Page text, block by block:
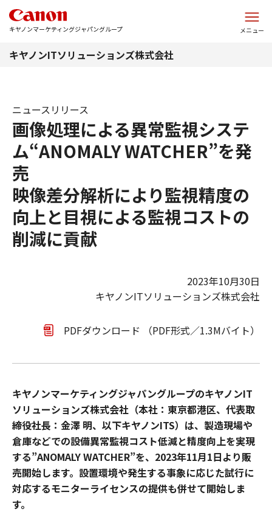
キヤノンマーケティングジャパングループ メニュー
キヤノンITソリューションズ株式会社
画像処理による異常監視システ
ム“ANOMALY WATCHER”を発
売
映像差分解析により監視精度の
向上と目視による監視コストの
削減に貢献
ニュースリリース
2023年10月30日
キヤノンITソリューションズ株式会社
PDFダウンロード （PDF形式／1.3Mバイト）
キヤノンマーケティングジャパングループのキヤノンIT
ソリューションズ株式会社（本社：東京都港区、代表取
締役社長：金澤 明、以下キヤノンITS）は、製造現場や
倉庫などでの設備異常監視コスト低減と精度向上を実現
する”ANOMALY WATCHER”を、2023年11月1日より販
売開始します。設置環境や発生する事象に応じた試行に
対応するモニターライセンスの提供も併せて開始しま
す。